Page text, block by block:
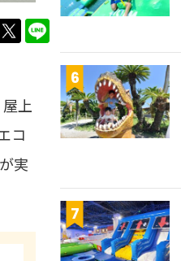
twitter
上
コ
実